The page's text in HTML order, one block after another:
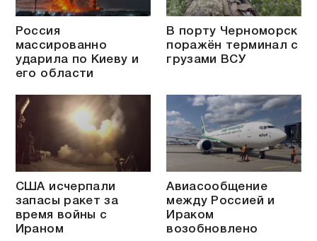
Россия
массированно
ударила по Киеву и
его области
В порту Черноморск
поражён терминал с
грузами ВСУ
США исчерпали
запасы ракет за
время войны с
Ираном
Авиасообщение
между Россией и
Ираком
возобновлено